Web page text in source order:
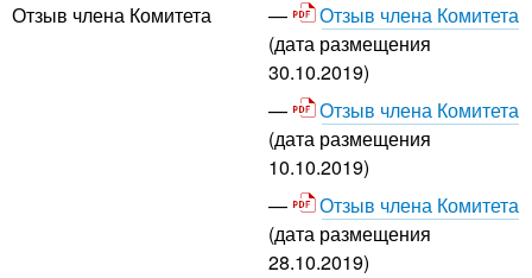
Отзыв члена Комитета
Отзыв члена Комитета
(дата размещения
30.10.2019)
Отзыв члена Комитета
(дата размещения
10.10.2019)
Отзыв члена Комитета
(дата размещения
28.10.2019)